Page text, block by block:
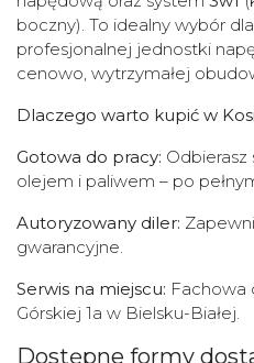
boczny). To idealny wybór
profesjonalnej jednostki
cenowo, wytrzymałej
Dlaczego warto kupić w
Gotowa do pracy: Odbierasz
olejem i paliwem – po
Autoryzowany diler:
gwarancyjne.
Serwis na miejscu: Fachowa
Górskiej 1a w Bielsku-Białej.
Dostępne formy